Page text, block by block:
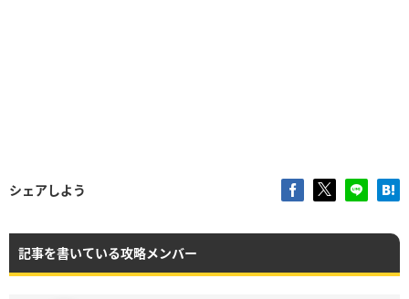
シェアしよう
記事を書いている攻略メンバー